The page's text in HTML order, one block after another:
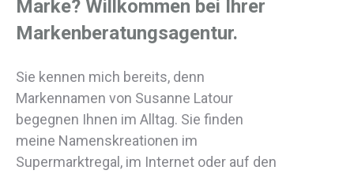
Marke? Willkommen bei Ihrer
Markenberatungsagentur.
Sie kennen mich bereits, denn
Markennamen von Susanne Latour
begegnen Ihnen im Alltag. Sie finden
meine Namenskreationen im
Supermarktregal, im Internet oder auf den